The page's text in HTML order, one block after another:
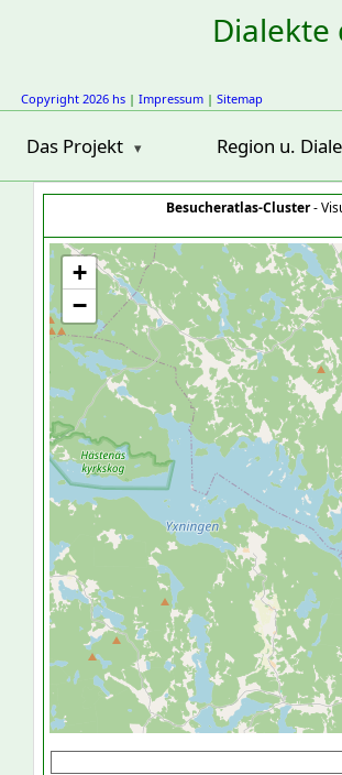
Dialekte
Copyright 2026 hs | Impressum | Sitemap
Das Projekt Region u.
Besucheratlas-Cluster-
+
−